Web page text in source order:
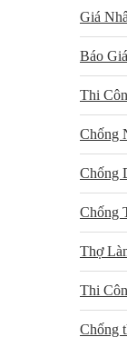
Giá
Báo
Thi
Chống
Chống
Chống
Thợ
Thi
Chống